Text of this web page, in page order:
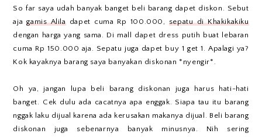
So far saya udah banyak banget beli barang dapet diskon. Sebut
ajagamis Aliladapet cuma Rp 100.000, sepatu di Khakikakiku
dengan harga yang sama. Di mall dapet dress putih buat lebaran
cuma Rp 150.000 aja. Sepatu juga dapet buy 1 get 1. Apalagi ya?
Kok kayaknya barang saya banyakan diskonan *nyengir*.
Oh ya, jangan lupa beli barang diskonan juga harus hati-hati
banget. Cek dulu ada cacatnya apa enggak. Siapa tau itu barang
nggak laku dijual karena ada kerusakan makanya dijual. Beli barang
diskonan juga sebenarnya banyak minusnya. Nih sering